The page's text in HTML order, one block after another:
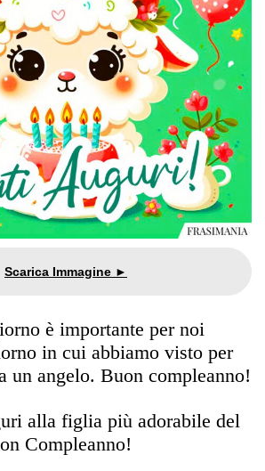
è importante per noi
in cui abbiamo visto per
un angelo. Buon compleanno!
alla figlia più adorabile del
Compleanno!